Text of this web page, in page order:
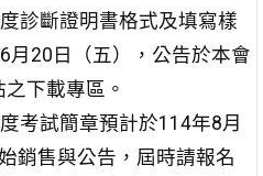
診斷證明書格式及填寫樣
月20日（五），公告於本會
下載專區。
考試簡章預計於114年8月
銷售與公告，屆時請報名